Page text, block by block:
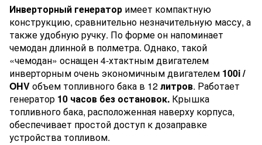
Инверторный генератор имеет компактную
конструкцию, сравнительно незначительную массу, а
также удобную ручку. По форме он напоминает
чемодан длинной в полметра. Однако, такой
«чемодан» оснащен 4-хтактным двигателем
инверторным очень экономичным двигателем 100i /
OHVобъем топливного бака в 12литров. Работает
генератор 10 часов без остановок. Крышка
топливного бака, расположенная наверху корпуса,
обеспечивает простой доступ к дозаправке
устройства топливом.